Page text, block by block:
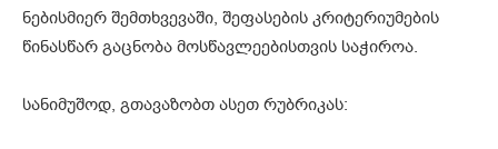
ნებისმიერ შემთხვევაში, შეფასების კრიტერიუმების
წინასწარ გაცნობა მოსწავლეებისთვის საჭიროა.
სანიმუშოდ, გთავაზობთ ასეთ რუბრიკას: